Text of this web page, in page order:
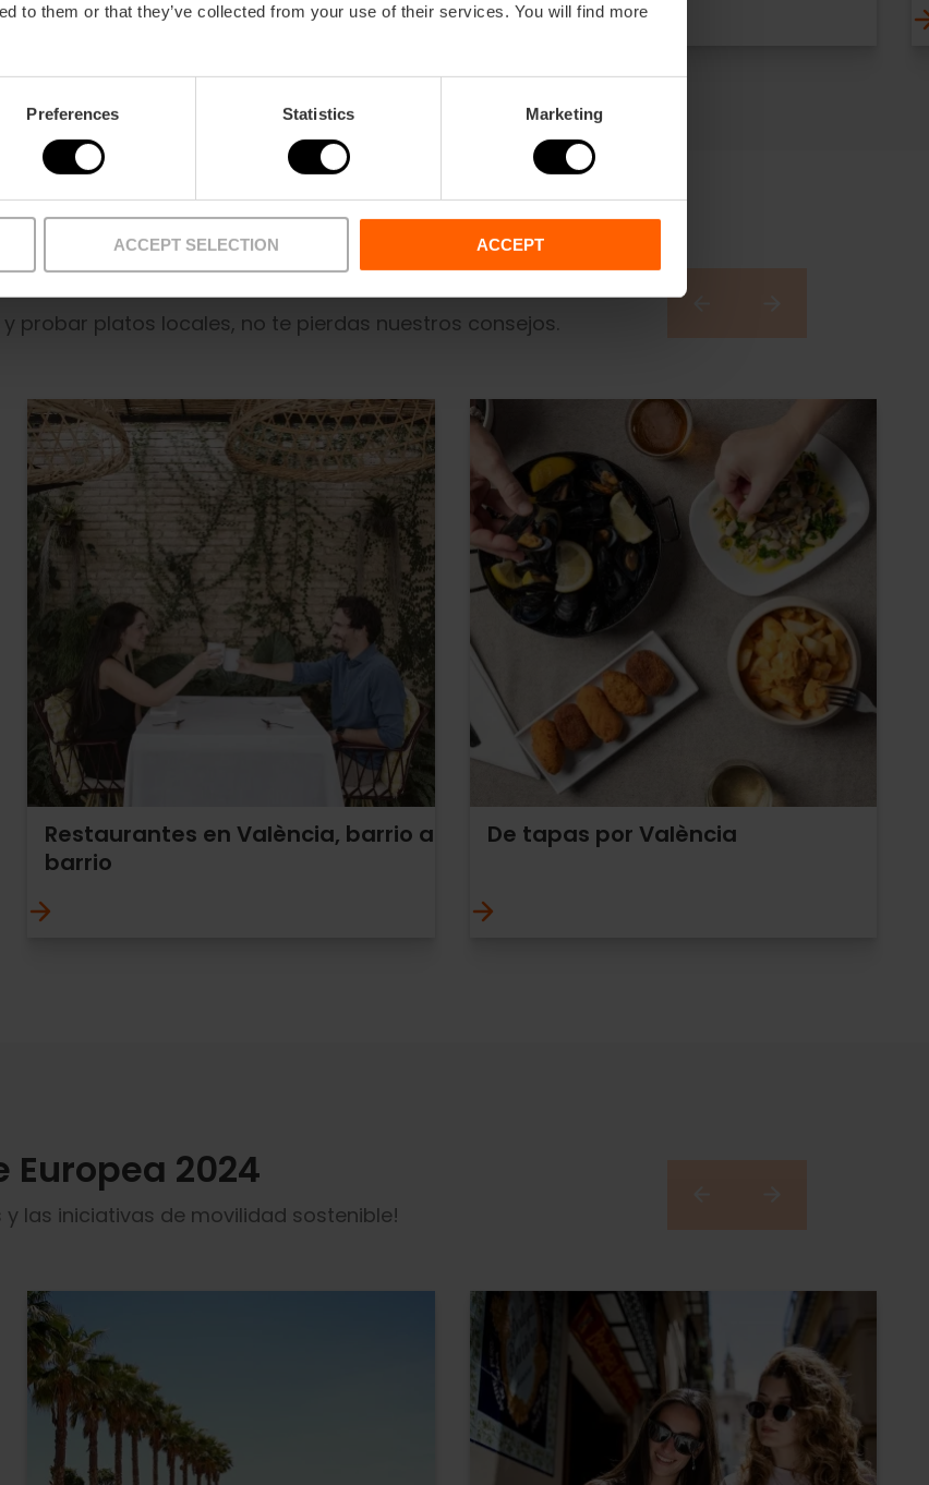
to them or that they’ve collected from your use of their services. You will find more
Preferences Statistics Marketing
ACCEPT SELECTION ACCEPT
probar platos locales, no te pierdas nuestros consejos.
Restaurantes en València, barrio a
barrio
De tapas por València
2024
las iniciativas de movilidad sostenible!